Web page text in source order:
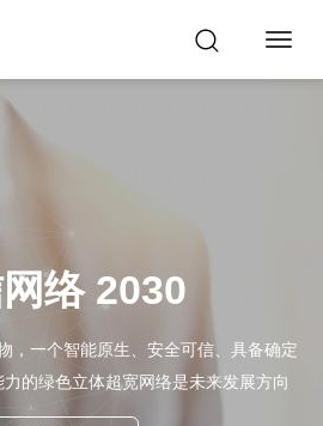
络 2030
，一个智能原生、安全可信、具备确定
的绿色立体超宽网络是未来发展方向